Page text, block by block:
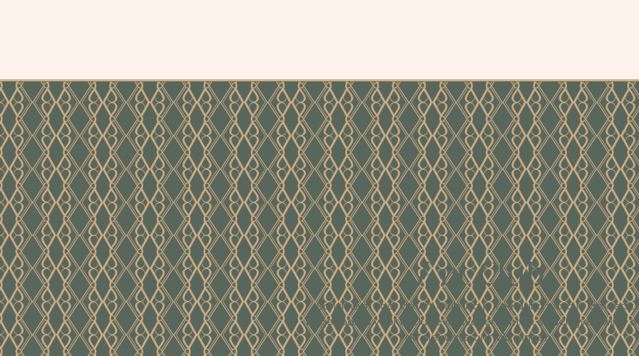
Art Club
Schrijf je in voor de Art Club. Na je toelating word je als
uitgenodigd voor exclusieve evenementen en schrijven wij je
de nieuwste ontwikkelingen.